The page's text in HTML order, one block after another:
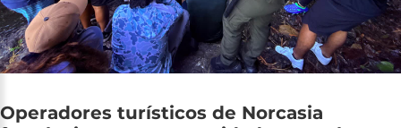
Operadores turísticos de Norcasia